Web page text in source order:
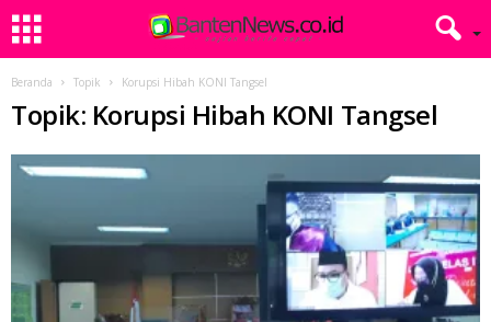
Beranda Topik Korupsi Hibah KONI Tangsel
Topik: Korupsi Hibah KONI Tangsel